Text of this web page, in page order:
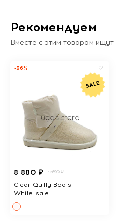
Рекомендуем
Вместе с этим товаром ищут
-36%
8 880 ₽ 13690 ₽
Clear Quilty Boots
White_sale